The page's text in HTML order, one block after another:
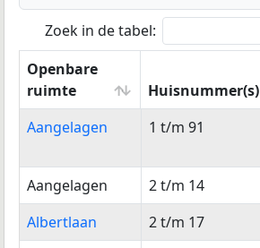
Zoek in de tabel:
Openbare
ruimte
Huisnummer(s)
Openbare
ruimte
Huisnummer(s)
Aangelagen 1 t/m 91
Aangelagen
2 t/m 14
Albertlaan
2 t/m 17